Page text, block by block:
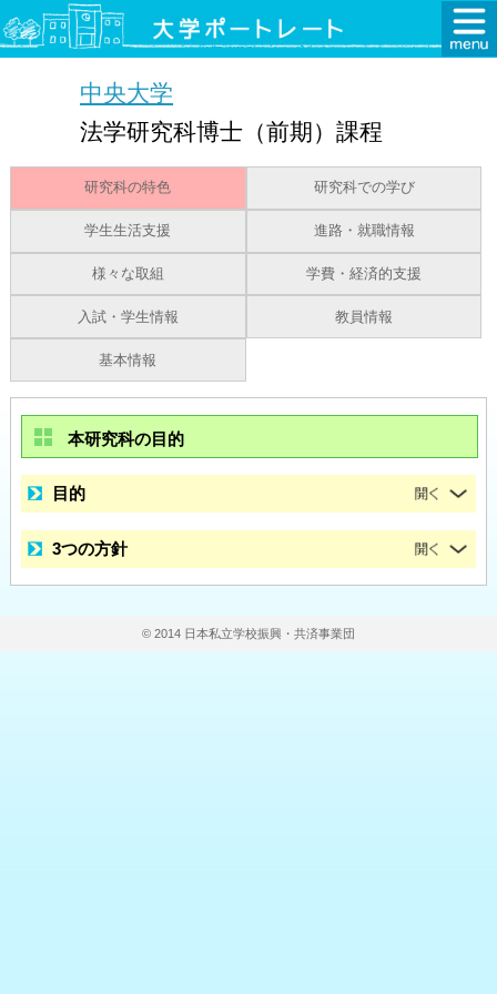
中央大学
法学研究科博士（前期）課程
研究科の特色 研究科での学び
学生生活支援 進路・就職情報
様々な取組 学費・経済的支援
入試・学生情報 教員情報
基本情報
本研究科の目的
目的
3つの方針
© 2014 日本私立学校振興・共済事業団